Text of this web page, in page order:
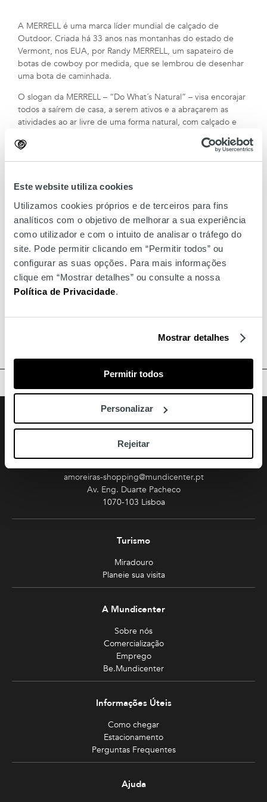
Este website utiliza cookies
Utilizamos cookies próprios e de terceiros para fins
analíticos com o objetivo de melhorar a sua experiência
como utilizador e com o intuito de analisar o tráfego do
site. Pode permitir clicando em “Permitir todos” ou
configurar as suas opções. Para mais informações
clique em “Mostrar detalhes” ou consulte a nossa
Política de Privacidade.
Mostrar detalhes
Permitir todos
Personalizar
Rejeitar
A MERRELL é uma marca líder mundial de calçado de
Outdoor. Criada há 33 anos nas montanhas do estado de
Vermont, nos EUA, por Randy MERRELL, um sapateiro de
botas de cowboy por medida, que se lembrou de desenhar
uma bota de caminhada.
O slogan da MERRELL – “Do What´s Natural” – visa encorajar
todos a saírem de casa, a serem ativos e a abraçarem as
atividades ao ar livre de uma forma natural, com calçado e
vestuário que garantem conforto e estilo seja em paisagens
naturais ou urbanas.
Siga-nos FacebookInstagram
Amoreiras
amoreiras-shopping@mundicenter.pt
Av. Eng. Duarte Pacheco
1070-103 Lisboa
Turismo
Miradouro
Planeie sua visita
A Mundicenter
Sobre nós
Comercialização
Emprego
Be.Mundicenter
Informações Úteis
Como chegar
Estacionamento
Perguntas Frequentes
Ajuda